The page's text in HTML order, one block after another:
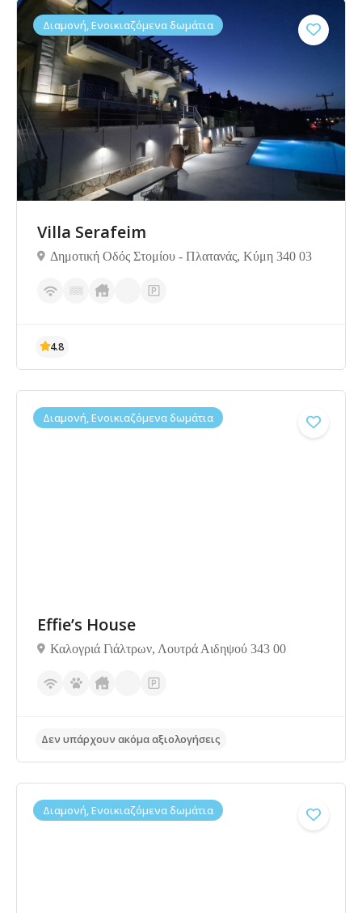
Δεν υπάρχουν ακόμα αξιολογήσεις
Διαμονή, Ενοικιαζόμενα δωμάτια
Villa Serafeim
Δημοτική Οδός Στομίου - Πλατανάς, Κύμη 340 03
Διαμονή, Ενοικιαζόμενα δωμάτια
Effie’s House
Καλογριά Γιάλτρων, Λουτρά Αιδηψού 343 00
Διαμονή, Ενοικιαζόμενα δωμάτια